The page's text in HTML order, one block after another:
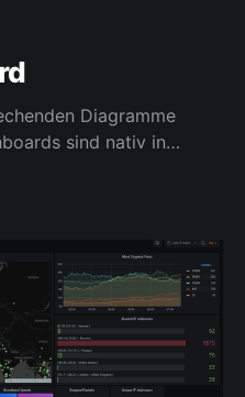
Diagramme
sind nativ in
die Version 7.10.
einige